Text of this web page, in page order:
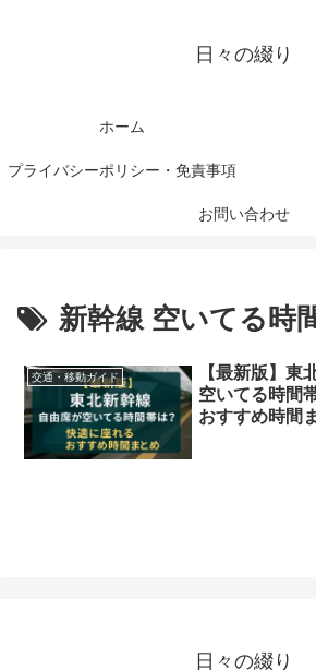
日々の綴り
ホーム
プライバシーポリシー・免責事項
お問い合わせ
新幹線 空いてる時
交通・移動ガイド
【最新版】東
空いてる時間
おすすめ時間
日々の綴り